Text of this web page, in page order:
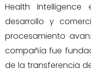
Health
desarrollo y
procesamiento
compañía fue
de la transferencia